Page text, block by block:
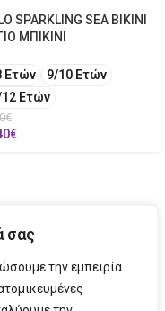
σας
την εμπειρία
SPARKLING SEA BIKINI
ΜΠΙΚΙΝΙ
Ετών
9/10 Ετών
Ετών
€
€